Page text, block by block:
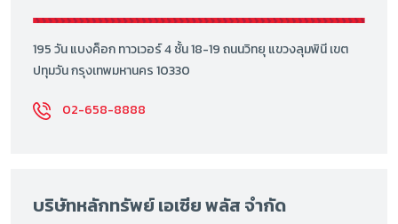
195 วัน แบงค็อก ทาวเวอร์ 4 ชั้น 18-19 ถนนวิทยุ แขวงลุมพินี เขต
ปทุมวัน กรุงเทพมหานคร 10330
02-658-8888
บริษัทหลักทรัพย์ เอเซีย พลัส จำกัด